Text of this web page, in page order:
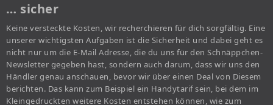
… sicher
Keine versteckte Kosten, wir recherchieren für dich sorgfältig. Eine
unserer wichtigsten Aufgaben ist die Sicherheit und dabei geht es
nicht nur um die E-Mail Adresse, die du uns für den Schnäppchen-
Newsletter gegeben hast, sondern auch darum, dass wir uns den
Händler genau anschauen, bevor wir über einen Deal von Diesem
berichten. Das kann zum Beispiel ein Handytarif sein, bei dem im
Kleingedruckten weitere Kosten entstehen können, wie zum